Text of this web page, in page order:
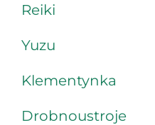
Reiki
Yuzu
Klementynka
Drobnoustroje